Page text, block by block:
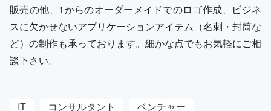
販売の他、1からのオーダーメイドでのロゴ作成、ビジネ
スに欠かせないアプリケーションアイテム（名刺・封筒な
ど）の制作も承っております。細かな点でもお気軽にご相
談下さい。
IT コンサルタント ベンチャー